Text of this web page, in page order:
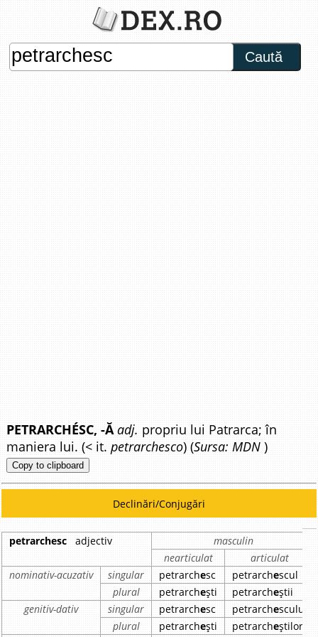
Caută
PETRARCHÉSC, -Ă adj. propriu lui Patrarca; în
maniera lui. (< it.petrarchesco) (Sursa: MDN )
Copy to clipboard
Declinări/Conjugări
petrarchesc adjectiv
masculin
nearticulat
articulat
nominativ-acuzativ
singular petrarchesc petrarchescul
plural
petrarchești petrarcheștii
genitiv-dativ
singular petrarchesc petrarchescului
plural
petrarchești petrarcheștilor